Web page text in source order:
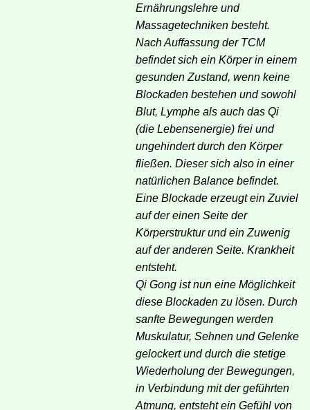
Ernährungslehre und
Massagetechniken besteht.
Nach Auffassung der TCM
befindet sich ein Körper in einem
gesunden Zustand, wenn keine
Blockaden bestehen und sowohl
Blut, Lymphe als auch das Qi
(die Lebensenergie) frei und
ungehindert durch den Körper
fließen. Dieser sich also in einer
natürlichen Balance befindet.
Eine Blockade erzeugt ein Zuviel
auf der einen Seite der
Körperstruktur und ein Zuwenig
auf der anderen Seite. Krankheit
entsteht.
Qi Gong ist nun eine Möglichkeit
diese Blockaden zu lösen. Durch
sanfte Bewegungen werden
Muskulatur, Sehnen und Gelenke
gelockert und durch die stetige
Wiederholung der Bewegungen,
in Verbindung mit der geführten
Atmung, entsteht ein Gefühl von